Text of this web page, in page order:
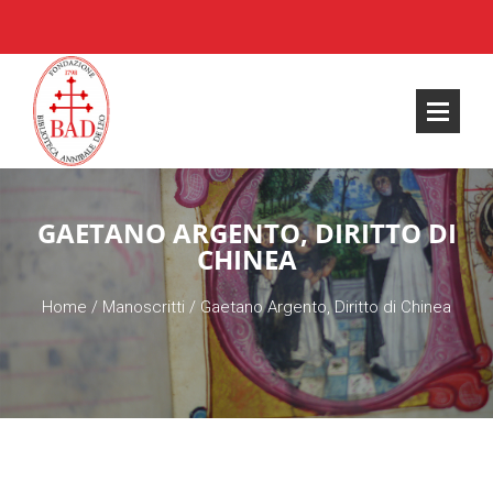
GAETANO ARGENTO, DIRITTO DI
CHINEA
Home / Manoscritti / Gaetano Argento, Diritto di Chinea